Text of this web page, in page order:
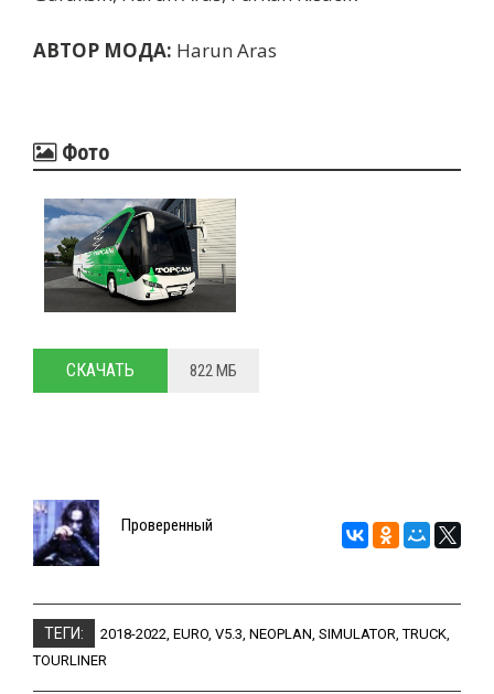
АВТОР МОДА: Harun Aras
Фото
СКАЧАТЬ 822 МБ
Проверенный
ТЕГИ: 2018-2022, EURO, V5.3, NEOPLAN, SIMULATOR,TRUCK,
TOURLINER